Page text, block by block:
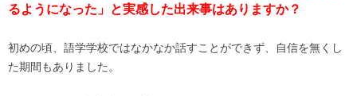
るようになった」と実感した出来事はありますか？
初めの頃、語学学校ではなかなか話すことができず、自信を無くし
た期間もありました。